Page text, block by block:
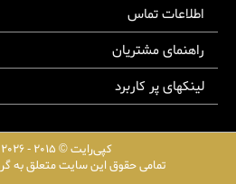
اطلاعات تماس
راهنمای مشتریان
لینکهای پر کاربرد
کپی‌رایت © 2015 - 2026
تمامی حقوق این سایت متعلق به